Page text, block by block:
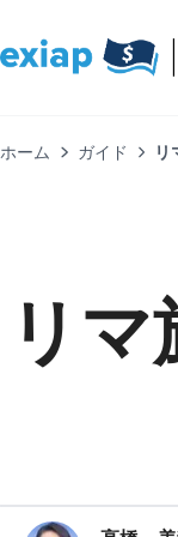
ホーム ガイド リ
リ